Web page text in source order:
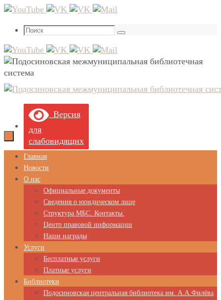
Перейти
содержимому
Что
Поиск
Версия
для
слабовидящих
Перейти
содержимому
Главная
Новости
О нас
Официальные документы
Сведения о юридическом лице
Структура МБС. Контакты.
Центр правовой информации
Наши награды
Услуги
Бесплатные услуги
Платные услуги
Библиотеки
Подосиновская центральная библиотека им. А.А.Филёва